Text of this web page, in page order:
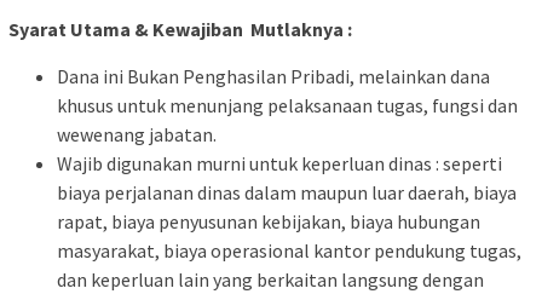
Syarat Utama & Kewajiban Mutlaknya :
Dana ini Bukan Penghasilan Pribadi, melainkan dana
khusus untuk menunjang pelaksanaan tugas, fungsi dan
wewenang jabatan.
Wajib digunakan murni untuk keperluan dinas : seperti
biaya perjalanan dinas dalam maupun luar daerah, biaya
rapat, biaya penyusunan kebijakan, biaya hubungan
masyarakat, biaya operasional kantor pendukung tugas,
dan keperluan lain yang berkaitan langsung dengan